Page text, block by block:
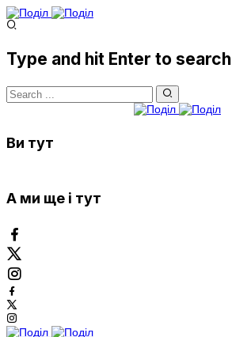
Type and hit Enter to search
Ви тут
А ми ще і тут